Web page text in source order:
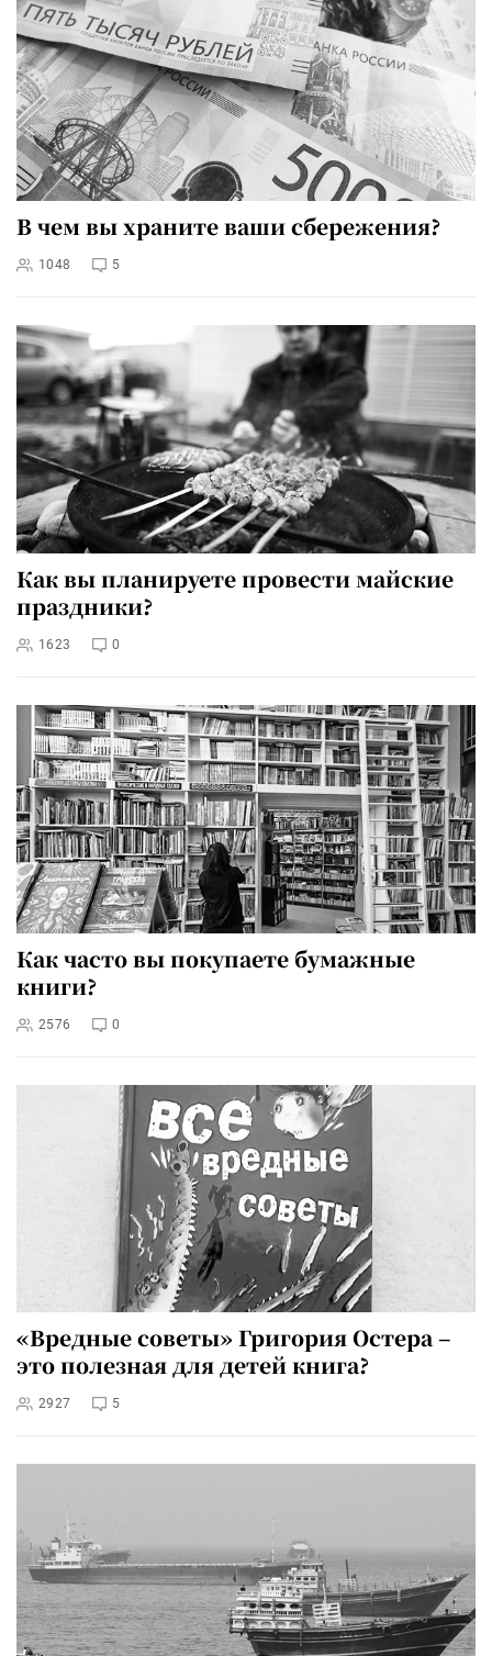
В чем вы храните ваши сбережения?
1048 5
Как вы планируете провести майские
праздники?
1623 0
Как часто вы покупаете бумажные
книги?
2576 0
«Вредные советы» Григория Остера –
это полезная для детей книга?
2927 5